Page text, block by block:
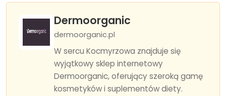
Dermoorganic
dermoorganic.pl
W sercu Kocmyrzowa znajduje się
wyjątkowy sklep internetowy
Dermoorganic, oferujący szeroką gamę
kosmetyków i suplementów diety.